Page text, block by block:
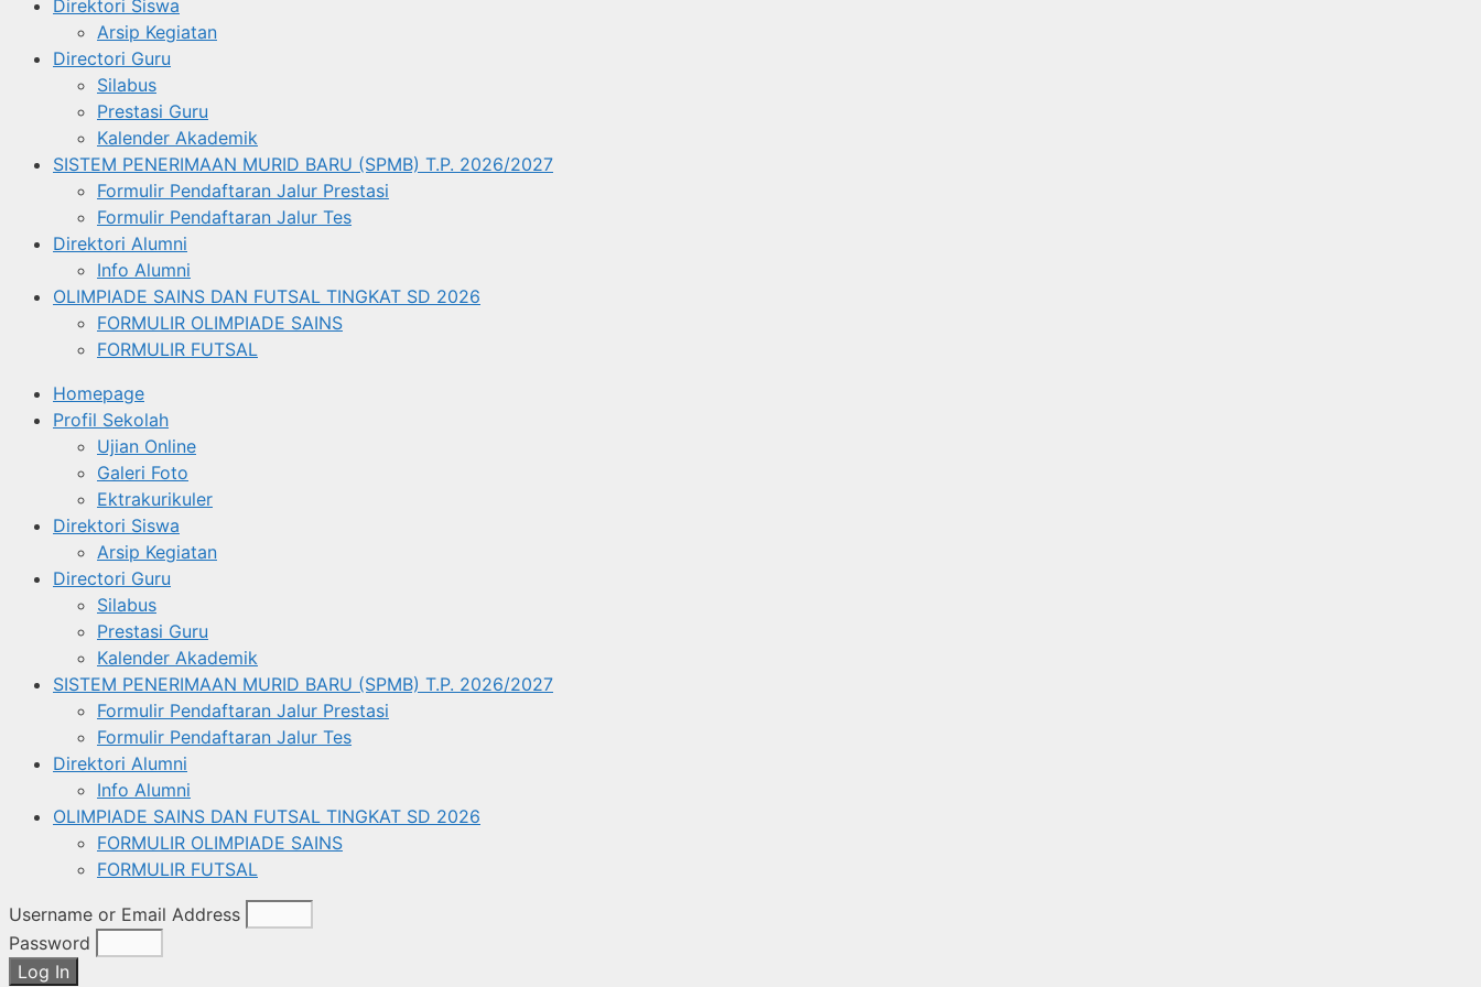
Direktori Siswa
Arsip Kegiatan
Directori Guru
Silabus
Prestasi Guru
Kalender Akademik
SISTEM PENERIMAAN MURID BARU (SPMB) T.P. 2026/2027
Formulir Pendaftaran Jalur Prestasi
Formulir Pendaftaran Jalur Tes
Direktori Alumni
Info Alumni
OLIMPIADE SAINS DAN FUTSAL TINGKAT SD 2026
FORMULIR OLIMPIADE SAINS
FORMULIR FUTSAL
Homepage
Profil Sekolah
Ujian Online
Galeri Foto
Ektrakurikuler
Direktori Siswa
Arsip Kegiatan
Directori Guru
Silabus
Prestasi Guru
Kalender Akademik
SISTEM PENERIMAAN MURID BARU (SPMB) T.P. 2026/2027
Formulir Pendaftaran Jalur Prestasi
Formulir Pendaftaran Jalur Tes
Direktori Alumni
Info Alumni
OLIMPIADE SAINS DAN FUTSAL TINGKAT SD 2026
FORMULIR OLIMPIADE SAINS
FORMULIR FUTSAL
Username or Email Address
Password
Log In